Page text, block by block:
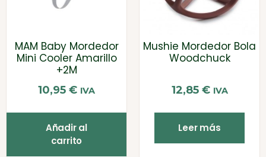
MAM Baby Mordedor
Mini Cooler Amarillo
+2M
10,95 € IVA
Añadir al
carrito
Mushie Mordedor Bola
Woodchuck
12,85 € IVA
Leer más